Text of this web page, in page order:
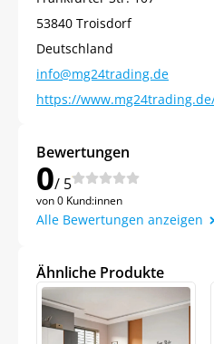
53840 Troisdorf
Deutschland
info@mg24trading.de
https://
Bewertungen
0/ 5
von 0 Kund:innen
Alle Bewertungen anzeigen
Ähnliche Produkte